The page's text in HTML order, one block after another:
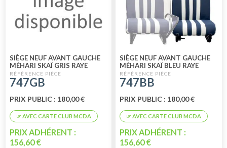
SIÈGE NEUF AVANT GAUCHE
MÉHARI SKAÏ GRIS RAYE
BLANC
747GB
PRIX PUBLIC : 180,00 €
PRIX ADHÉRENT :
156,60 €
SIÈGE NEUF AVANT GAUCHE
MÉHARI SKAÏ BLEU RAYE
BLANC
747BB
PRIX PUBLIC : 180,00 €
PRIX ADHÉRENT :
156,60 €